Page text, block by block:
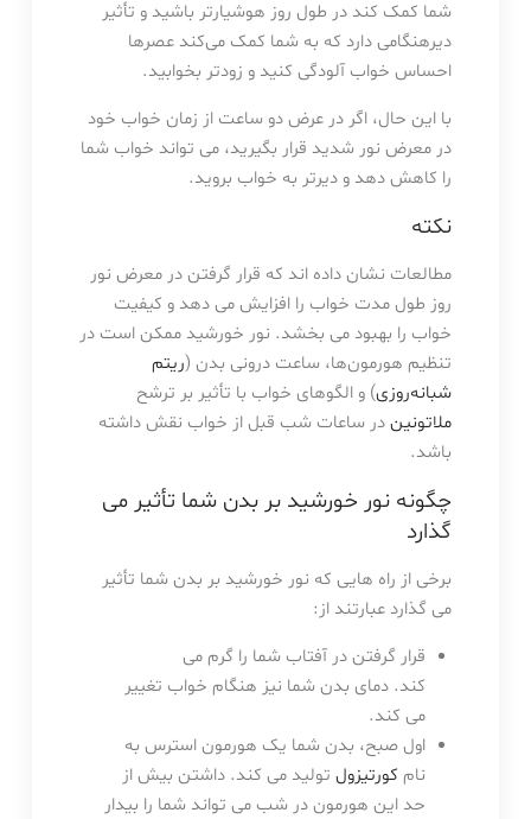
شما کمک کند در طول روز هوشیارتر باشید و تأثیر
دیرهنگامی دارد که به شما کمک می‌کند عصرها
احساس خواب آلودگی کنید و زودتر بخوابید.
با این حال، اگر در عرض دو ساعت از زمان خواب خود
در معرض نور شدید قرار بگیرید، می تواند خواب شما
را کاهش دهد و دیرتر به خواب بروید.
نکته
مطالعات نشان داده اند که قرار گرفتن در معرض نور
روز طول مدت خواب را افزایش می دهد و کیفیت
خواب را بهبود می بخشد. نور خورشید ممکن است در
تنظیم هورمون‌ها، ساعت درونی بدن (ریتم
شبانه‌روزی) و الگوهای خواب با تأثیر بر ترشح
ملاتونیندر ساعات شب قبل از خواب نقش داشته
باشد.
چگونه نور خورشید بر بدن شما تأثیر می
گذارد
برخی از راه هایی که نور خورشید بر بدن شما تأثیر
می گذارد عبارتند از:
قرار گرفتن در آفتاب شما را گرم می
کند. دمای بدن شما نیز هنگام خواب تغییر
می کند.
اول صبح، بدن شما یک هورمون استرس به
نام کورتیزول تولید می کند. داشتن بیش از
حد این هورمون در شب می تواند شما را بیدار